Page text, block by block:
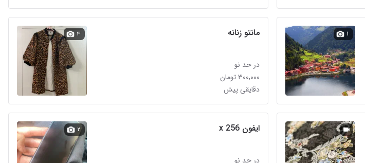
۱ مانتو زنانه
در حد نو
۳۰۰,۰۰۰ تومان
دقایقی پیش
۳
ایفون x 256
در حد نو
۲